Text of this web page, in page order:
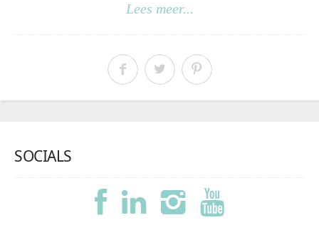
Lees meer...
SOCIALS